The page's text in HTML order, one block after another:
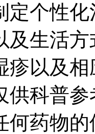
定个性
及生活
疹以及
供科普
何药物